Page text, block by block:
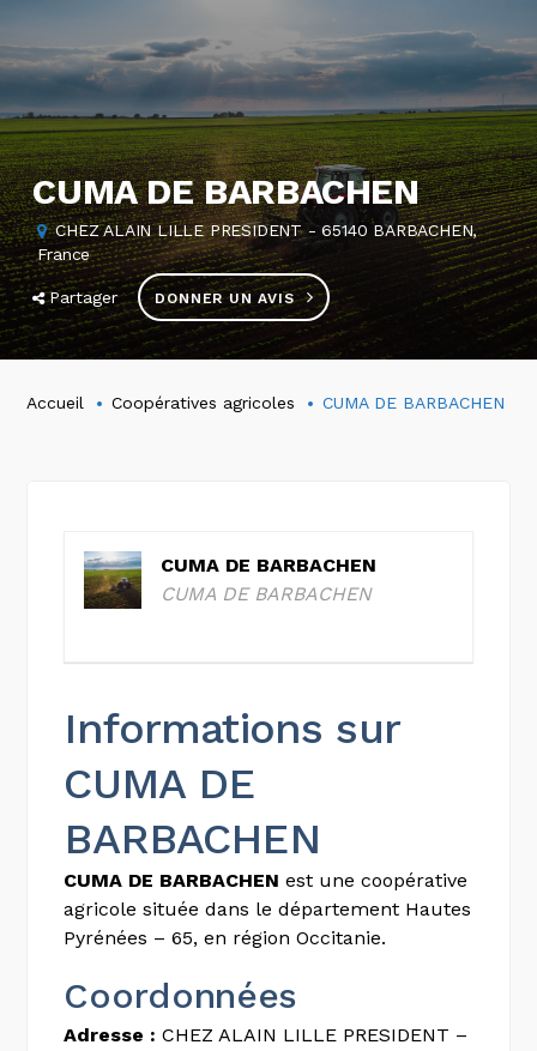
CUMA DE BARBACHEN
CHEZ ALAIN LILLE PRESIDENT - 65140 BARBACHEN,
France
Partager DONNER UN AVIS
Accueil Coopératives agricoles CUMA DE BARBACHEN
CUMA DE BARBACHEN
CUMA DE BARBACHEN
Informations sur
CUMA DE
BARBACHEN
CUMA DE BARBACHEN est une coopérative
agricole située dans le département Hautes
Pyrénées – 65, en région Occitanie.
Coordonnées
Adresse : CHEZ ALAIN LILLE PRESIDENT –